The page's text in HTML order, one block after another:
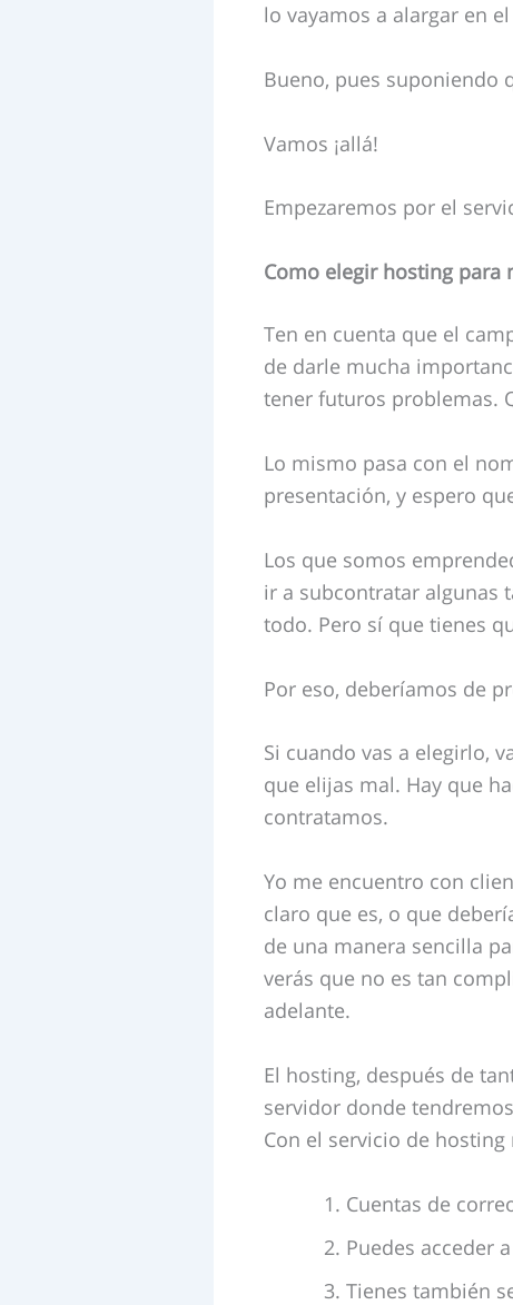
lo vayamos a alargar en
Bueno, pues suponiendo
Vamos ¡allá!
Empezaremos por el
Como elegir hosting para
Ten en cuenta que el
de darle mucha
tener futuros problemas.
Lo mismo pasa con el
presentación, y espero
Los que somos
ir a subcontratar algunas
todo. Pero sí que tienes
Por eso, deberíamos de
Si cuando vas a elegirlo,
que elijas mal. Hay que
contratamos.
Yo me encuentro con
claro que es, o que
de una manera sencilla
verás que no es tan
adelante.
El hosting, después de
servidor donde
Con el servicio de
Cuentas de
Puedes acceder
Tienes también